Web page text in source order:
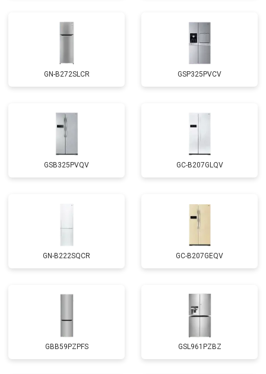
GN-B272SLCR GSP325PVCV
GSB325PVQV GC-B207GLQV
GN-B222SQCR GC-B207GEQV
GBB59PZPFS GSL961PZBZ